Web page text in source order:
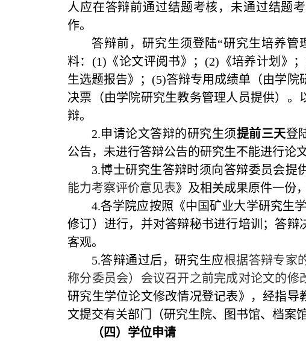
人应在答辩前通过结题考核，未通过结题
作。
答辩前，研究生须登陆“研究生培养
料： (1) 《论文评阅书》；(2) 《培养计划》；
生选题报告》；(5)答辩专用成绩单（由学院
决票（由学院研究生教务管理人员提供）
辩。
2.申请论文答辩的研究生须提前三天登
公告，未进行答辩公告的研究生不能进行论文
3.博士研究生答辩时须向答辩委员会提
能力考察评价意见表》及相关成果原件一份
4.各学院应按照《中国矿业大学研究生
修订）进行，并对答辩秘书进行培训；答辩
客观。
5.答辩通过后，研究生应根据答辩专家
称分委员会）会议召开之前完成对论文的修
研究生学位论文修改情况登记表》，经指
文提交有关部门（研究生院、图书馆、档案
（四）学位申请